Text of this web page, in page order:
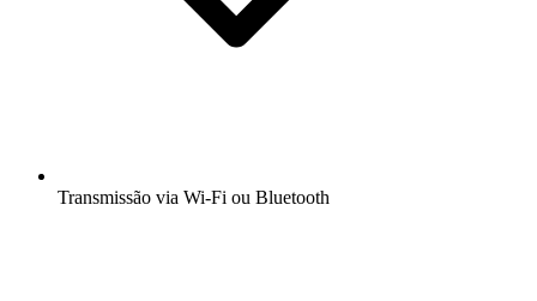
Transmissão via Wi-Fi ou Bluetooth